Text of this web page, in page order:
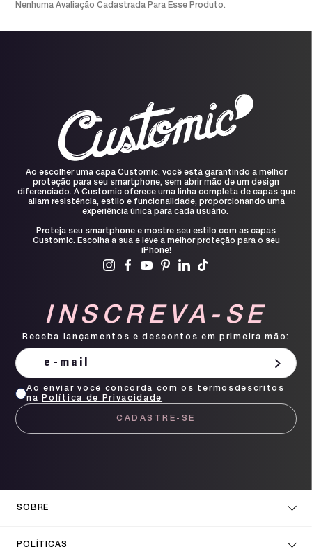
Nenhuma Avaliação Cadastrada Para Esse Produto.
Ao escolher uma capa Customic, você está garantindo a melhor
proteção para seu smartphone, sem abrir mão de um design
diferenciado. A Customic oferece uma linha completa de capas que
aliam resistência, estilo e funcionalidade, proporcionando uma
experiência única para cada usuário.
Proteja seu smartphone e mostre seu estilo com as capas
Customic. Escolha a sua e leve a melhor proteção para o seu
iPhone!
INSCREVA-SE
Receba lançamentos e descontos em primeira mão:
CADASTRE-SE
Ao enviar você concorda com os termosdescritos
na
Política de Privacidade
SOBRE
POLÍTICAS